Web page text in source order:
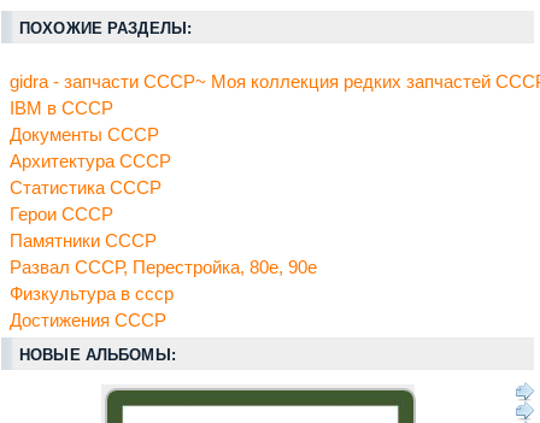
ПОХОЖИЕ РАЗДЕЛЫ:
gidra - запчасти СССР~ Моя коллекция редких запчастей
IBM в СССР
Документы СССР
Архитектура СССР
Статистика СССР
Герои СССР
Памятники СССР
Развал СССР, Перестройка, 80е, 90е
Физкультура в ссср
Достижения СССР
НОВЫЕ АЛЬБОМЫ: